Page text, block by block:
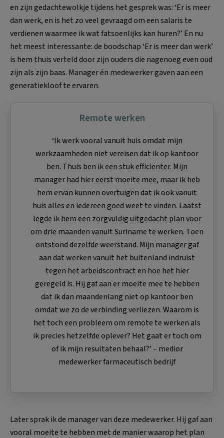
en zijn gedachtewolkje tijdens het gesprek was: ‘Er is meer
dan werk, en is het zo veel gevraagd om een salaris te
verdienen waarmee ik wat fatsoenlijks kan huren?’ En nu
het meest interessante: de boodschap ‘Er is meer dan werk’
is hem thuis verteld door zijn ouders die nagenoeg even oud
zijn als zijn baas. Manager én medewerker gaven aan een
generatiekloof te ervaren.
Remote werken
‘Ik werk vooral vanuit huis omdat mijn
werkzaamheden niet vereisen dat ik op kantoor
ben. Thuis ben ik een stuk efficiënter. Mijn
manager had hier eerst moeite mee, maar ik heb
hem ervan kunnen overtuigen dat ik ook vanuit
huis alles en iedereen goed weet te vinden. Laatst
legde ik hem een zorgvuldig uitgedacht plan voor
om drie maanden vanuit Suriname te werken. Toen
ontstond dezelfde weerstand. Mijn manager gaf
aan dat werken vanuit het buitenland indruist
tegen het arbeidscontract en hoe het hier
geregeld is. Hij gaf aan er moeite mee te hebben
dat ik dan maandenlang niet op kantoor ben
omdat we zo de verbinding verliezen. Waarom is
het toch een probleem om remote te werken als
ik precies hetzelfde oplever? Het gaat er toch om
of ik mijn resultaten behaal?’ – medior
medewerker farmaceutisch bedrijf
Later sprak ik de manager van deze medewerker. Hij gaf aan
vooral moeite te hebben met de manier waarop het plan